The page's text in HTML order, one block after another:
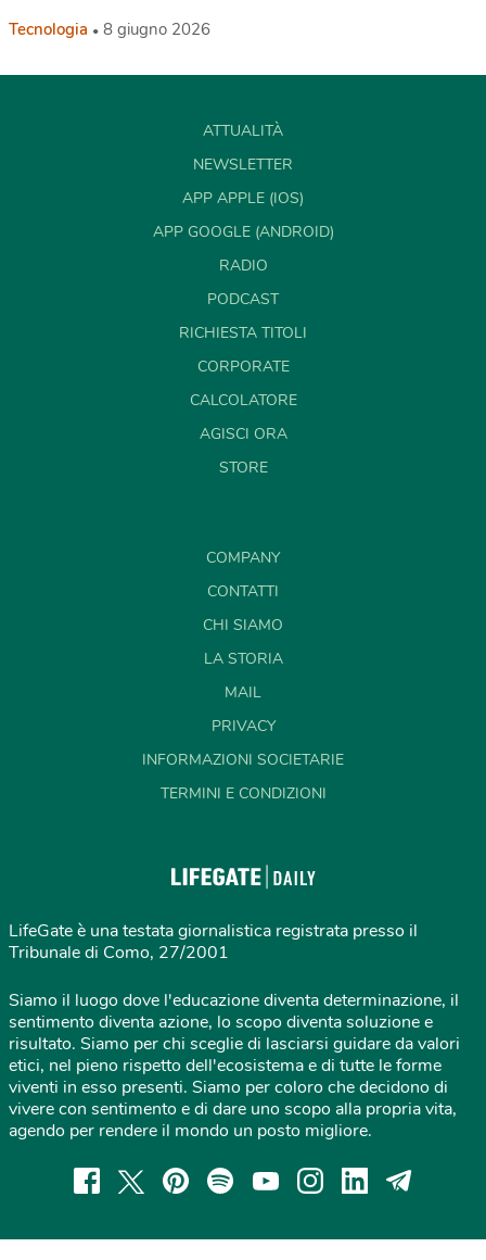
Tecnologia 8 giugno 2026
ATTUALITÀ
NEWSLETTER
APP APPLE (IOS)
APP GOOGLE (ANDROID)
RADIO
PODCAST
RICHIESTA TITOLI
CORPORATE
CALCOLATORE
AGISCI ORA
STORE
COMPANY
CONTATTI
CHI SIAMO
LA STORIA
MAIL
PRIVACY
INFORMAZIONI SOCIETARIE
TERMINI E CONDIZIONI
LifeGate è una testata giornalistica registrata presso il
Tribunale di Como, 27/2001
Siamo il luogo dove l'educazione diventa determinazione, il
sentimento diventa azione, lo scopo diventa soluzione e
risultato. Siamo per chi sceglie di lasciarsi guidare da valori
etici, nel pieno rispetto dell'ecosistema e di tutte le forme
viventi in esso presenti. Siamo per coloro che decidono di
vivere con sentimento e di dare uno scopo alla propria vita,
agendo per rendere il mondo un posto migliore.